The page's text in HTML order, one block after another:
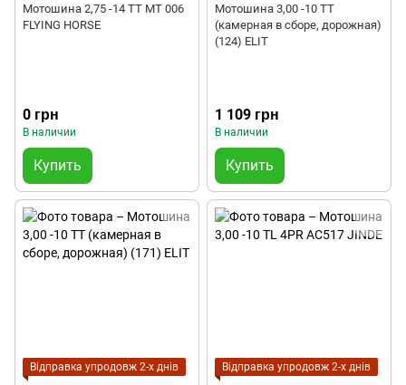
Мотошина 2,75 -14 TT MT 006
FLYING HORSE
0 грн
В наличии
Купить
Мотошина 3,00 -10 TT
(камерная в сборе, дорожная)
(124) ELIT
1 109 грн
В наличии
Купить
Відправка упродовж 2-х днів Відправка упродовж 2-х днів